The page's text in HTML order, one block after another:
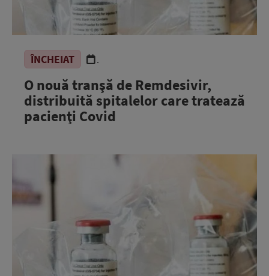
ÎNCHEIAT .
O nouă tranşă de Remdesivir,
distribuită spitalelor care tratează
pacienţi Covid